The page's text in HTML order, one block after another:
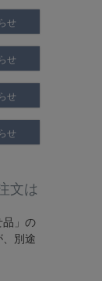
せ
せ
せ
せ
文は
」 の
、別途